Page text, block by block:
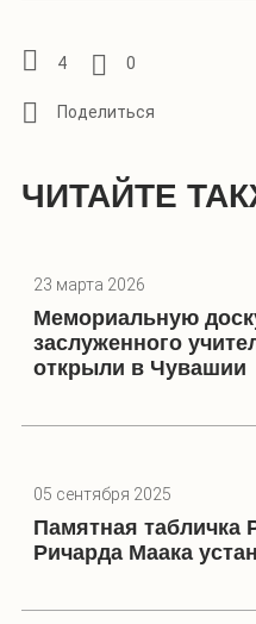
4 0
ЧИТАЙТЕ
23 марта 2026
Мемориальную
заслуженного
открыли в Чувашии
05 сентября 2025
Памятная табличка
Ричарда Маака